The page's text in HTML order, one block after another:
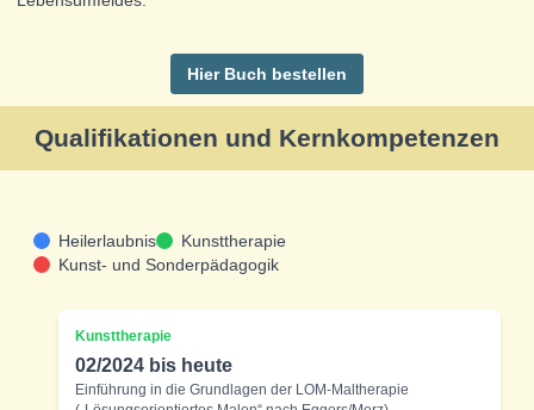
Hier Buch bestellen
Qualifikationen und Kernkompetenzen
Heilerlaubnis
Kunsttherapie
Kunst- und Sonderpädagogik
Kunsttherapie
02/2024 bis heute
Einführung in die Grundlagen der LOM-Maltherapie